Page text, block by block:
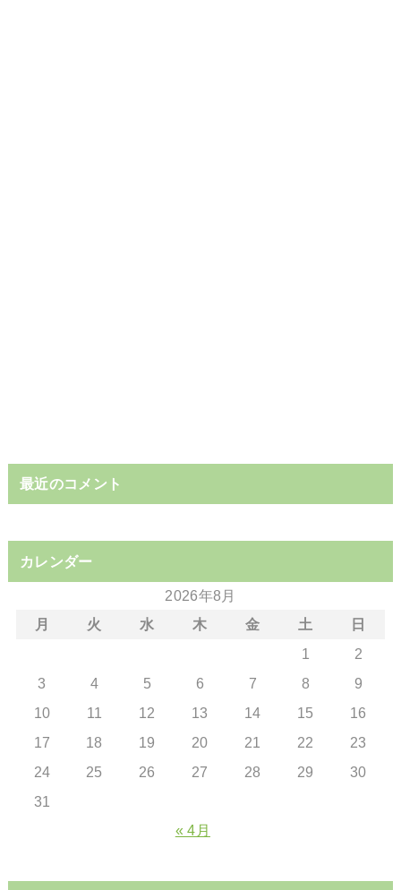
最近のコメント
カレンダー
2026年8月
月
火 水 木 金 土
日
1
2
3
4 5 6 7 8
9
10
11 12 13 14 15
16
17
18 19 20 21 22
23
24
25 26 27 28 29
30
31
« 4月